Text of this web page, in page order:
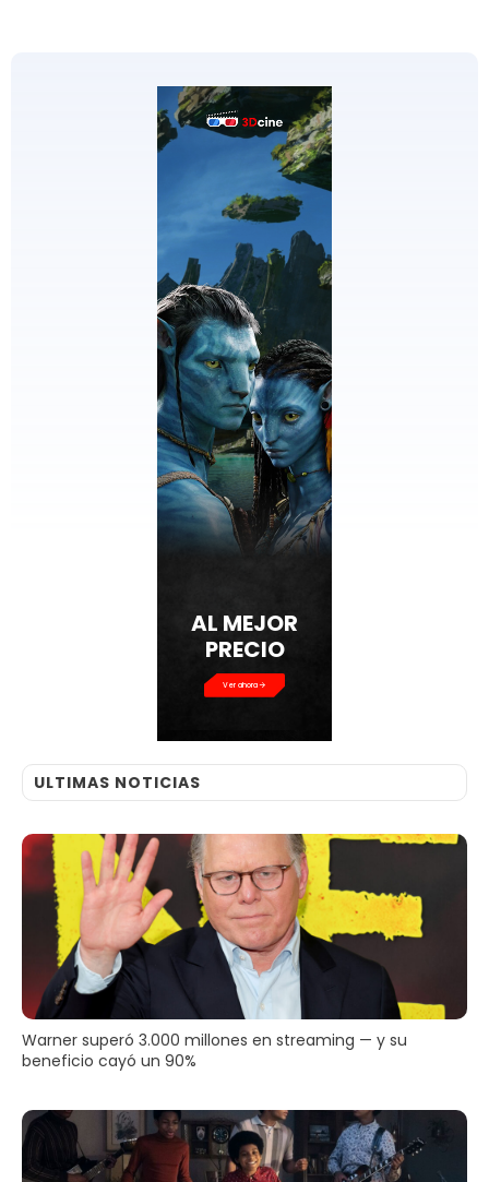
AL MEJOR
PRECIO
Ver ahora
ULTIMAS NOTICIAS
Warner superó 3.000 millones en streaming — y su
beneficio cayó un 90%